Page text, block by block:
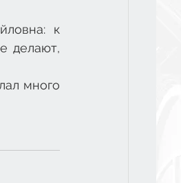
к
делают,
много